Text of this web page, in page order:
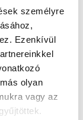
személyre
Ezenkívül
olyan
vagy az
szakorvos